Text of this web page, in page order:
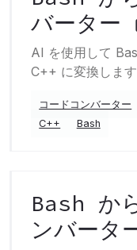
バーター
AI を使用して
C++ に変換します
コードコンバーター
C++
Bash
Bash か
ンバータ